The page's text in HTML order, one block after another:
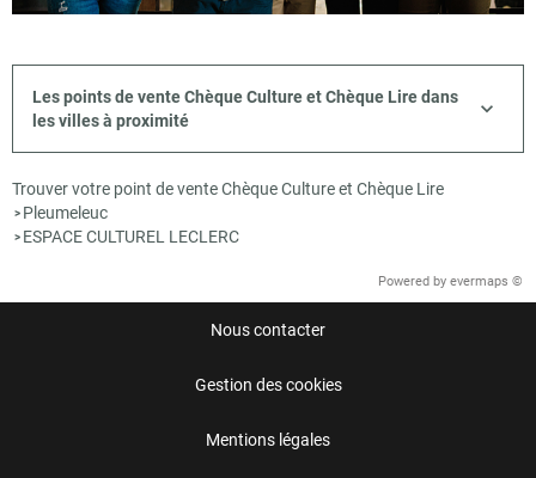
Les points de vente Chèque Culture et Chèque Lire dans
les villes à proximité
Trouver votre point de vente Chèque Culture et Chèque Lire
> Pleumeleuc
> ESPACE CULTUREL LECLERC
Powered by evermaps ©
Nous contacter
Gestion des cookies
Mentions légales